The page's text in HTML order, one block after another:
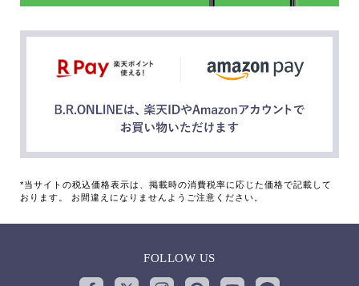
*当サイトの税込価格表示は、掲載時の消費税率に応じた価格で記載して
おります。 お間違えになりませんようご注意ください。
FOLLOW US